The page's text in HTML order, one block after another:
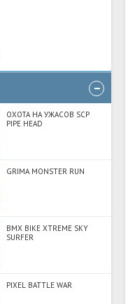
ОХОТА НА УЖАСОВ SCP
PIPE HEAD
GRIMA MONSTER RUN
BMX BIKE XTREME SKY
SURFER
PIXEL BATTLE WAR